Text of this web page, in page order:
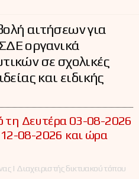
αιτήσεων για
οργανικά
σε σχολικές
και ειδικής
τη Δευτέρα 03-08-2026
12-08-2026 και ώρα
| Διαχειριστής δικτυακού τόπου